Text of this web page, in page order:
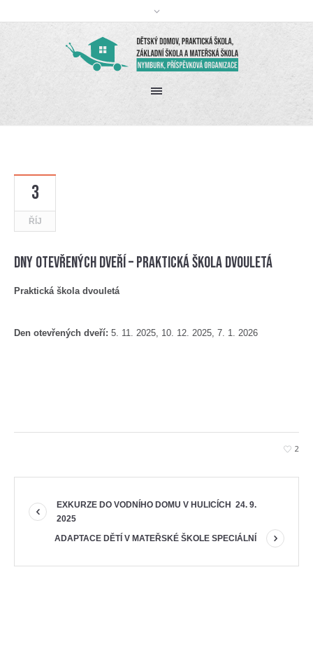
3
ŘÍJ
Dny otevřených dveří – Praktická škola dvouletá
Praktická škola dvouletá
Den otevřených dveří:5. 11. 2025, 10. 12. 2025, 7. 1. 2026
2
EXKURZE DO VODNÍHO DOMU V HULICÍCH 24. 9.
2025
ADAPTACE DĚTÍ V MATEŘSKÉ ŠKOLE SPECIÁLNÍ